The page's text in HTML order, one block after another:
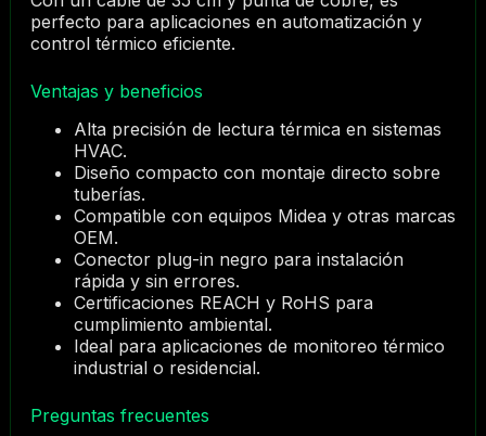
perfecto para aplicaciones en automatización y
control térmico eficiente.
Ventajas y beneficios
Alta precisión de lectura térmica en sistemas
HVAC.
Diseño compacto con montaje directo sobre
tuberías.
Compatible con equipos Midea y otras marcas
OEM.
Conector plug-in negro para instalación
rápida y sin errores.
Certificaciones REACH y RoHS para
cumplimiento ambiental.
Ideal para aplicaciones de monitoreo térmico
industrial o residencial.
Preguntas frecuentes